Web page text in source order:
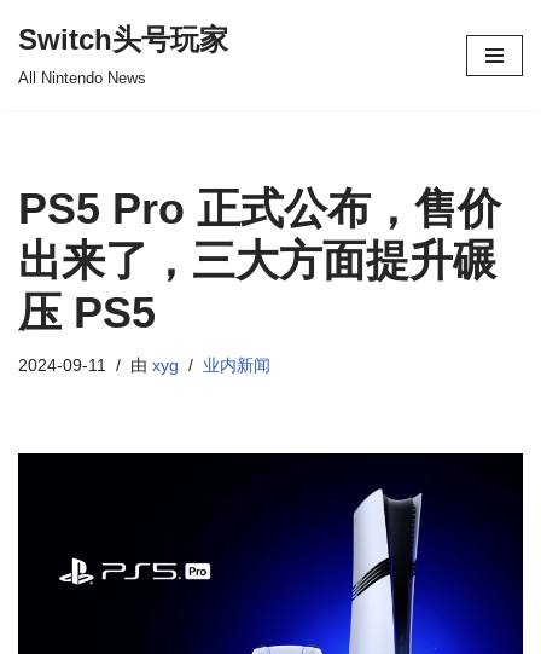
Switch头号玩家
All Nintendo News
PS5 Pro 正式公布，售价
出来了，三大方面提升碾
压 PS5
2024-09-11 由 xyg 业内新闻